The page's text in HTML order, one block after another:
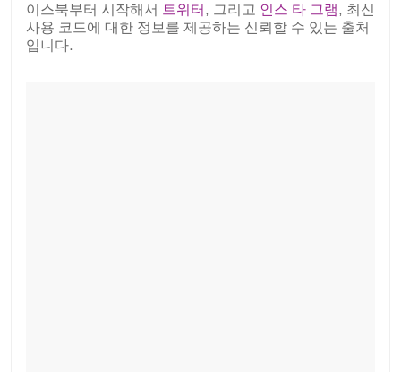
이스북부터 시작해서 트위터 , 그리고 인스 타 그램, 최신
사용 코드에 대한 정보를 제공하는 신뢰할 수 있는 출처
입니다.